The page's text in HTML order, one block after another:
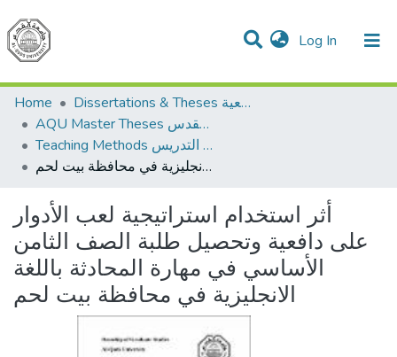
Log In (current)
Communities & Collections
All of DSpace
Home
Dissertations & Theses الرسائل الجامعية
AQU Master Theses الرسائل الجامعية الخاصة بجامعة القدس
Teaching Methods أساليب التدريس
أثر استخدام استراتيجية لعب الأدوار على دافعية وتحصيل طلبة الصف الثامن الأساسي في مهارة المحادثة باللغة الانجليزية في محافظة بيت لحم
أثر استخدام استراتيجية لعب الأدوار
على دافعية وتحصيل طلبة الصف الثامن
الأساسي في مهارة المحادثة باللغة
الانجليزية في محافظة بيت لحم